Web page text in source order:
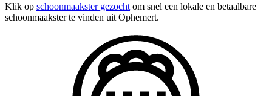
Klik op schoonmaakster gezocht om snel een lokale en betaalbare
schoonmaakster te vinden uit Ophemert.